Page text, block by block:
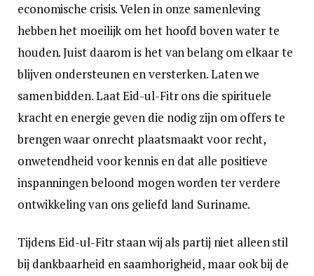
economische crisis. Velen in onze samenleving
hebben het moeilijk om het hoofd boven water te
houden. Juist daarom is het van belang om elkaar te
blijven ondersteunen en versterken. Laten we
samen bidden. Laat Eid-ul-Fitr ons die spirituele
kracht en energie geven die nodig zijn om offers te
brengen waar onrecht plaatsmaakt voor recht,
onwetendheid voor kennis en dat alle positieve
inspanningen beloond mogen worden ter verdere
ontwikkeling van ons geliefd land Suriname.
Tijdens Eid-ul-Fitr staan wij als partij niet alleen stil
bij dankbaarheid en saamhorigheid, maar ook bij de